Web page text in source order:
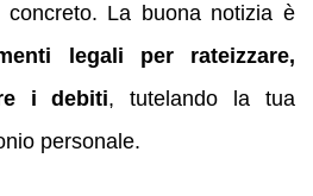
concreto. La buona notizia è
legali per rateizzare,
i debiti, tutelando la tua
personale.